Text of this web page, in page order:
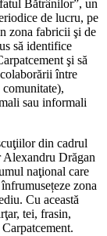
Bătrânilor”, un
de lucru, pe
zona fabricii şi de
să identifice
şi să
între
sau informali
din cadrul
Drăgan
naţional care
zona
Cu această
tei, frasin,